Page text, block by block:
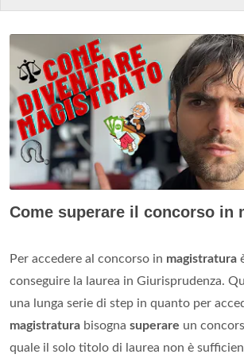
Come superare il concorso in
Per accedere al concorso in magistratura
conseguire la laurea in Giurisprudenza.
una lunga serie di step in quanto per
magistratura bisogna superare un
quale il solo titolo di laurea non è